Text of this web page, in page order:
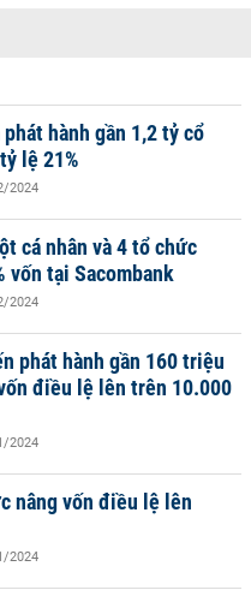
hành gần 1,2 tỷ cổ
lệ 21%
2024
cá nhân và 4 tổ chức
vốn tại Sacombank
2024
phát hành gần 160 triệu
điều lệ lên trên 10.000
2024
nâng vốn điều lệ lên
2024